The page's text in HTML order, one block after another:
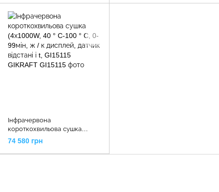
GI15112 GIKRAFT
відстані і t, GI15113 GIKRAFT
Інфрачервона
короткохвильова сушка
(4х1000W, 40 ° C-100 ° C, 0-
99мін, ж / к дисплей, датчик
відстані і t, GI15115 GIKRAFT
74 580 грн